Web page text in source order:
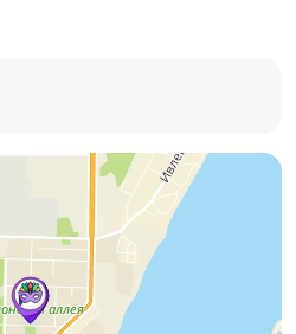
где встречаются
✨ Конкурс
которые работают в
для зрителей.
разнообразные
формы— от
до музыкальных и
Это отличная
с современным